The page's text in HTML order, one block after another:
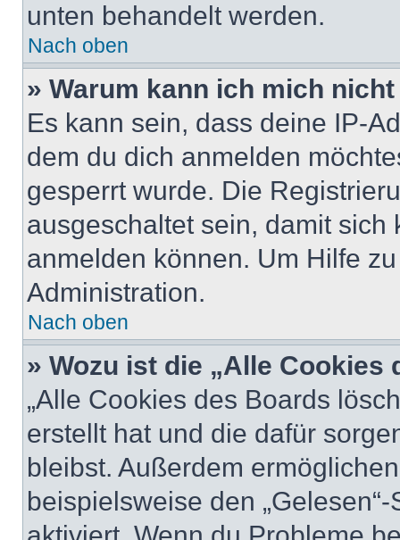
unten behandelt werden.
Nach oben
» Warum kann ich mich
Es kann sein, dass deine IP-
dem du dich anmelden
gesperrt wurde. Die
ausgeschaltet sein, damit
anmelden können. Um Hilfe
Administration.
Nach oben
» Wozu ist die „Alle
„Alle Cookies des Boards
erstellt hat und die dafür
bleibst. Außerdem
beispielsweise den